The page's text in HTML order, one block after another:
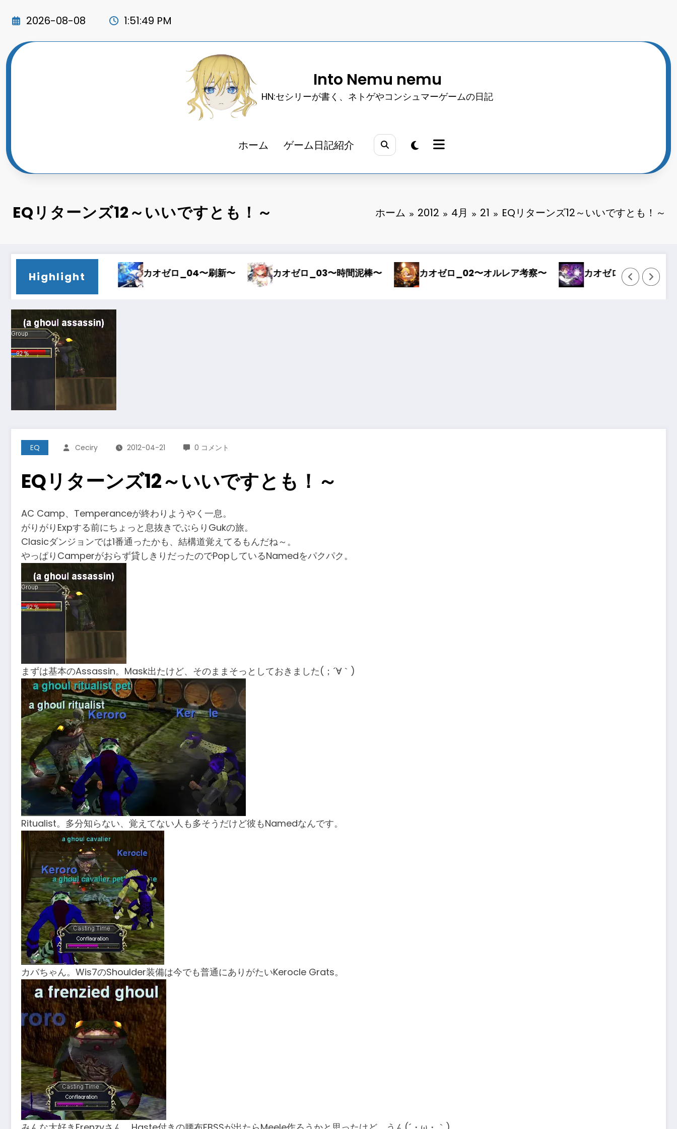
ツ
へ
2026-08-08 1:51:50 PM
Into Nemu nemu
HN:セシリーが書く、ネトゲやコンシュマーゲームの日記
ホーム ゲーム日記紹介
EQリターンズ12～いいですとも！～ ホーム 2012 4月 21 EQリターンズ12～いいですとも！～
Highlight
カオゼロ_04〜刷新〜 カオゼロ_03〜時間泥棒〜 カオゼロ_02〜オルレア考察〜 カオゼロ_01〜どストライク〜
EQ Ceciry 2012-04-21 0 コメント
EQリターンズ12～いいですとも！～
AC Camp、Temperanceが終わりようやく一息。
がりがりExpする前にちょっと息抜きでぶらりGukの旅。
Clasicダンジョンでは1番通ったかも、結構道覚えてるもんだね～。
やっぱりCamperがおらず貸しきりだったのでPopしているNamedをパクパク。
まずは基本のAssassin。Mask出たけど、そのままそっとしておきました(；´∀｀)
Ritualist。多分知らない、覚えてない人も多そうだけど彼もNamedなんです。
カバちゃん。Wis7のShoulder装備は今でも普通にありがたいKerocle Grats。